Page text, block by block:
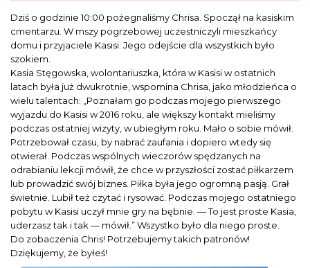
Dziś o godzinie 10:00 pożegnaliśmy Chrisa. Spoczął na kasiskim
cmentarzu. W mszy pogrzebowej uczestniczyli mieszkańcy
domu i przyjaciele Kasisi. Jego odejście dla wszystkich było
szokiem.
Kasia Stęgowska, wolontariuszka, która w Kasisi w ostatnich
latach była już dwukrotnie, wspomina Chrisa, jako młodzieńca o
wielu talentach: „Poznałam go podczas mojego pierwszego
wyjazdu do Kasisi w 2016 roku, ale większy kontakt mieliśmy
podczas ostatniej wizyty, w ubiegłym roku. Mało o sobie mówił.
Potrzebował czasu, by nabrać zaufania i dopiero wtedy się
otwierał. Podczas wspólnych wieczorów spędzanych na
odrabianiu lekcji mówił, że chce w przyszłości zostać piłkarzem
lub prowadzić swój biznes. Piłka była jego ogromną pasją. Grał
świetnie. Lubił też czytać i rysować. Podczas mojego ostatniego
pobytu w Kasisi uczył mnie gry na bębnie. — To jest proste Kasia,
uderzasz tak i tak — mówił.” Wszystko było dla niego proste.
Do zobaczenia Chris! Potrzebujemy takich patronów!
Dziękujemy, że byłeś!